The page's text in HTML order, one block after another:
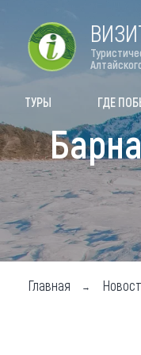
Туры
ТУРЫ ГДЕ
Главная